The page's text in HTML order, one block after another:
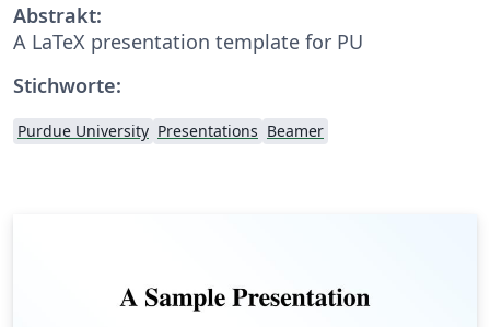
Abstrakt:
A LaTeX presentation template for PU
Stichworte:
Purdue University Presentations Beamer